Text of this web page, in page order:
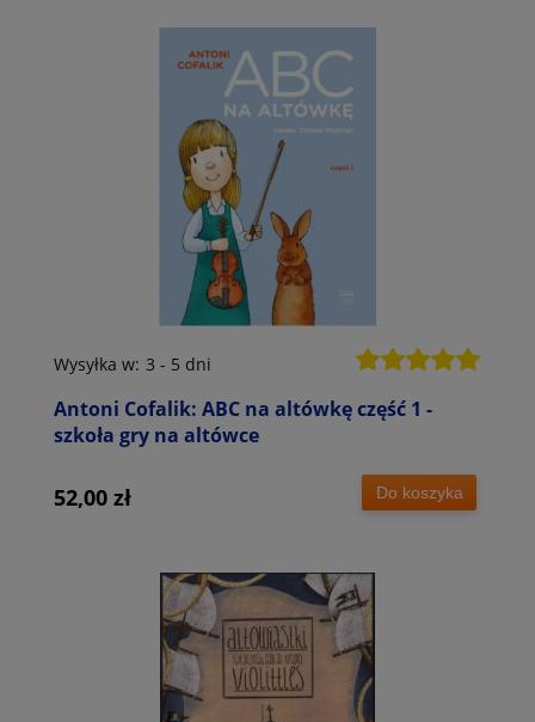
Antoni Cofalik: ABC na altówkę część 1 -
szkoła gry na altówce
Wysyłka w: 3 - 5 dni
52,00 zł Do koszyka